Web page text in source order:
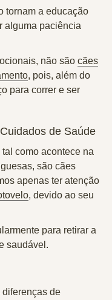
tornam a educação
alguma paciência
não são cães
, pois, além do
para correr e ser
de Saúde
como acontece na
são cães
apenas ter atenção
, devido ao seu
para retirar a
saudável.
diferenças de